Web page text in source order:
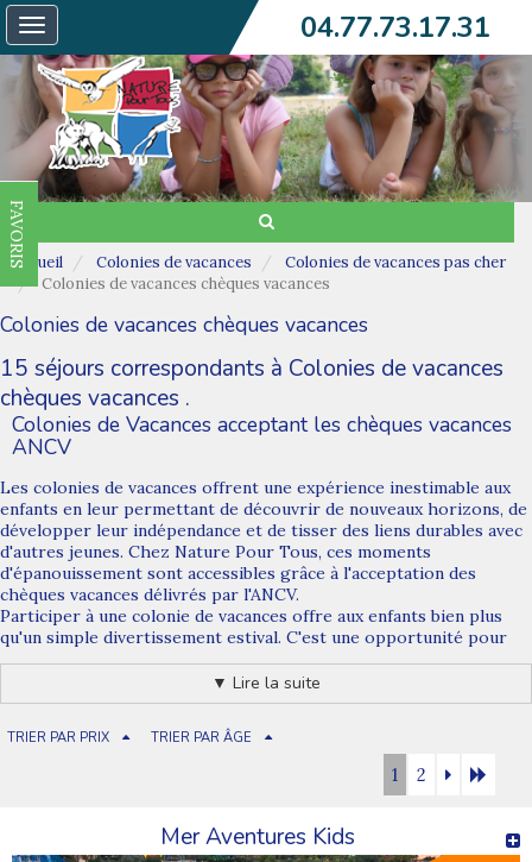
Toggle
navigation
04.77.73.17.31
FAVORIS
Accueil Colonies de vacances
Colonies de vacances pas cher
Colonies de vacances chèques vacances
Colonies de vacances chèques vacances
15 séjours correspondants à Colonies de vacances
chèques vacances .
Colonies de Vacances acceptant les chèques vacances
ANCV
Les colonies de vacances offrent une expérience inestimable aux
enfants en leur permettant de découvrir de nouveaux horizons, de
développer leur indépendance et de tisser des liens durables avec
d'autres jeunes. Chez Nature Pour Tous, ces moments
d'épanouissement sont accessibles grâce à l'acceptation des
chèques vacances délivrés par l'ANCV.
Participer à une colonie de vacances offre aux enfants bien plus
qu'un simple divertissement estival. C'est une opportunité pour
eux de s'immerger dans un environnement naturel, de s'engager
dans des activités éducatives et ludiques, et de développer des
compétences sociales précieuses. Encadrés par des
professionnels expérimentés, les enfants apprennent l'autonomie,
la coopération et la tolérance.
Ces expériences en plein air encouragent également la découverte
de soi et la confiance en soi chez les enfants, les aidant à explorer
▼ Lire la suite
TRIER PAR PRIX TRIER PAR ÂGE
1 2
Mer Aventures Kids